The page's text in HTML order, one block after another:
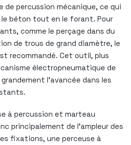
de percussion mécanique, ce qui
béton tout en le forant. Pour
comme le perçage dans du
de trous de grand diamètre, le
recommandé. Cet outil, plus
électropneumatique de
l’avancée dans les
à percussion et marteau
principalement de l’ampleur des
fixations, une perceuse à